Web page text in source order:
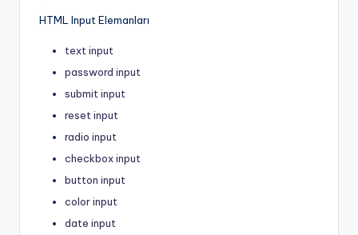
HTML Input Elemanları
text input
password input
submit input
reset input
radio input
checkbox input
button input
color input
date input